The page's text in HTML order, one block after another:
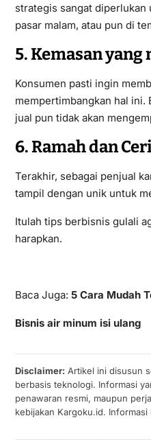
strategis sangat diperlukan
pasar malam, atau pun di
5. Kemasan
Konsumen pasti ingin
mempertimbangkan hal ini.
jual pun tidak akan
6. Ramah dan
Terakhir, sebagai penjual
tampil dengan unik untuk
Itulah tips berbisnis gulali
harapkan.
Baca Juga: 5 Cara Mudah
Bisnis air minum isi ulang
Disclaimer:Artikel ini disusun
berbasis teknologi. Informasi
penawaran resmi, maupun
kebijakan Kargoku.id.